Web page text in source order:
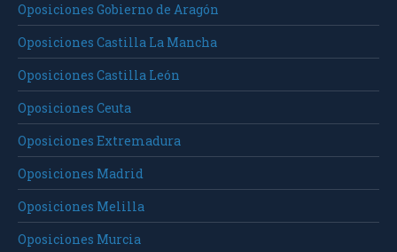
Oposiciones Gobierno de Aragón
Oposiciones Castilla La Mancha
Oposiciones Castilla León
Oposiciones Ceuta
Oposiciones Extremadura
Oposiciones Madrid
Oposiciones Melilla
Oposiciones Murcia